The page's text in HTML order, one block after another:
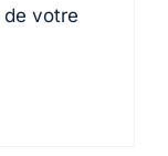
votre